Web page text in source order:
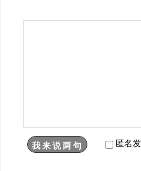
匿名